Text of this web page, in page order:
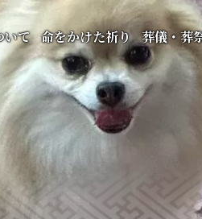
いて 命をかけた祈り 葬儀・葬